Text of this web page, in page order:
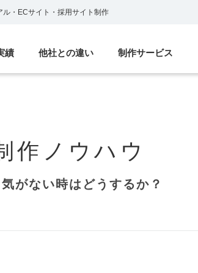
ル・ECサイト・採用サイト制作
績 他社との違い 制作サービス
作ノウハウ
がない時はどうするか？